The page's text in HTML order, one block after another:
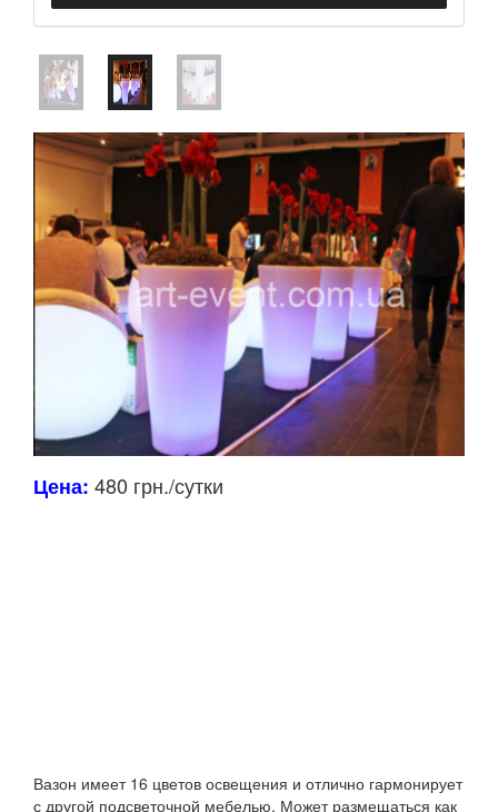
Цена: 480 грн./сутки
Вазон имеет 16 цветов освещения и отлично гармонирует
с другой подсветочной мебелью. Может размещаться как